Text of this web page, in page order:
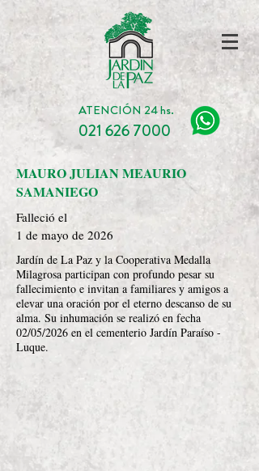
ATENCIÓN 24 hs.
021 626 7000
MAURO JULIAN MEAURIO
SAMANIEGO
Falleció el
1 de mayo de 2026
Jardín de La Paz y la Cooperativa Medalla
Milagrosa participan con profundo pesar su
fallecimiento e invitan a familiares y amigos a
elevar una oración por el eterno descanso de su
alma. Su inhumación se realizó en fecha
02/05/2026 en el cementerio Jardín Paraíso -
Luque.